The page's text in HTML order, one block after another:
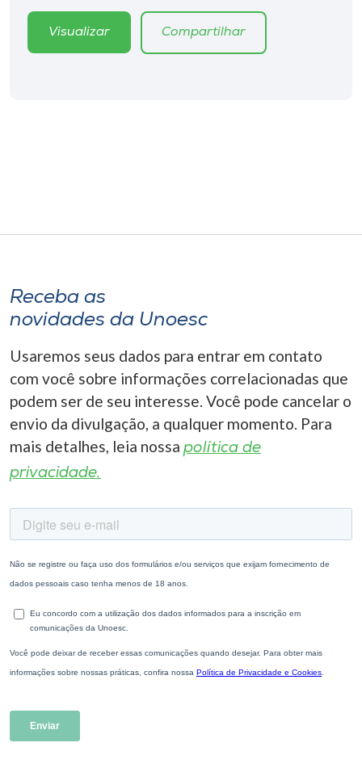
Visualizar Compartilhar
Receba as
novidades da Unoesc
Usaremos seus dados para entrar em contato
com você sobre informações correlacionadas que
podem ser de seu interesse. Você pode cancelar o
envio da divulgação, a qualquer momento. Para
mais detalhes, leia nossa política de
privacidade.